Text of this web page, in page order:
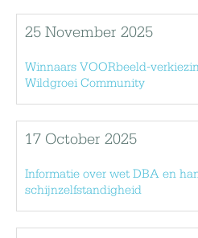
25 November 2025
Winnaars VOORbeeld-
Wildgroei Community
17 October 2025
Informatie over wet DBA en
schijnzelfstandigheid